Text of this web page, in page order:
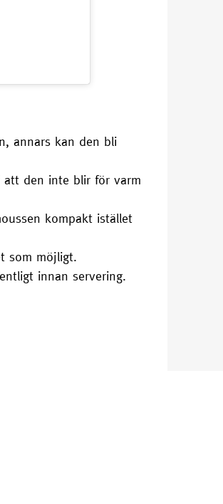
annars kan den bli
att den inte blir för varm
kompakt istället
som möjligt.
innan servering.